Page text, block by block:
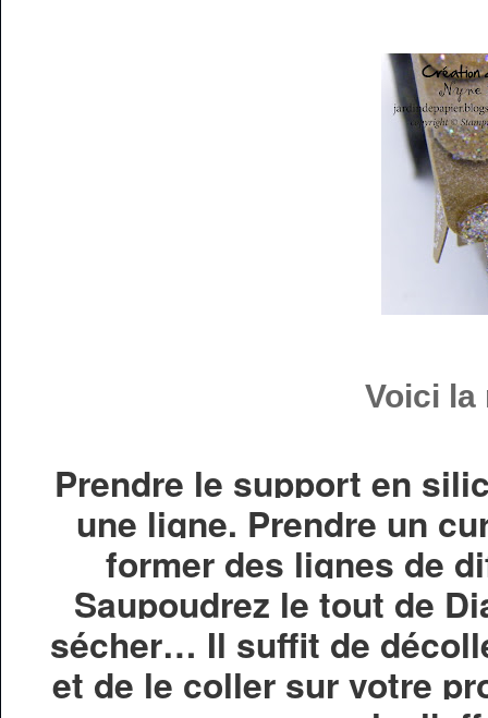
Voici la
Prendre le support en
une ligne. Prendre un
former des lignes de
Saupoudrez le tout de
sécher… Il suffit de
et de le coller sur votre